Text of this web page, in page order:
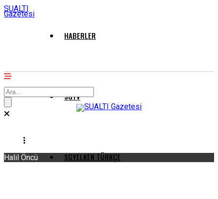
SUALTI
Gazetesi
HABERLER
SGTV
SGYELKEN TÜRKÇE
Halil Öncü